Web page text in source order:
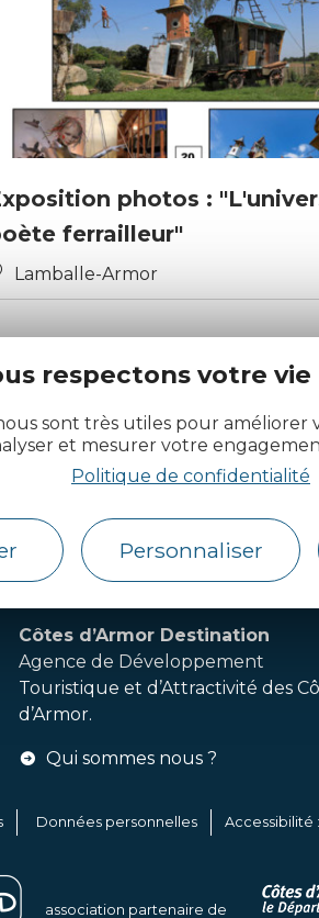
respectons votre vie
sont très utiles pour améliorer
et mesurer votre
Politique de confidentialité
Personnaliser
photos :
ferrailleur"
Lamballe-Armor
des Côtes
Côtes d’Armor Destination
Agence de Développement
Touristique et d’Attractivité des
d’Armor.
Qui sommes nous ?
Données personnelles Accessibilité
association partenaire de